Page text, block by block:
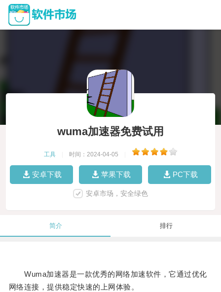
wuma加速器免费试用
工具 时间：2024-04-05
安卓下载 苹果下载 PC下载
安卓市场，安全绿色
简介 排行
Wuma加速器是一款优秀的网络加速软件，它通过优化
网络连接，提供稳定快速的上网体验。